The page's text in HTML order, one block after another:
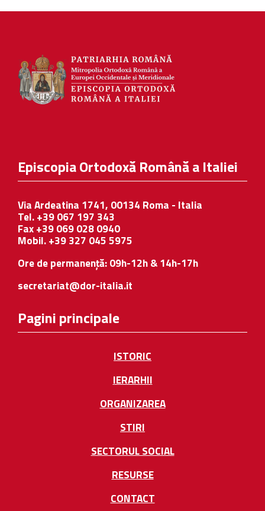
Episcopia Ortodoxă Română a Italiei
Via Ardeatina 1741, 00134 Roma - Italia
Tel. +39 067 197 343
Fax +39 069 028 0940
Mobil. +39 327 045 5975
Ore de permanență: 09h-12h & 14h-17h
secretariat@dor-italia.it
Pagini principale
ISTORIC
IERARHII
ORGANIZAREA
STIRI
SECTORUL SOCIAL
RESURSE
CONTACT